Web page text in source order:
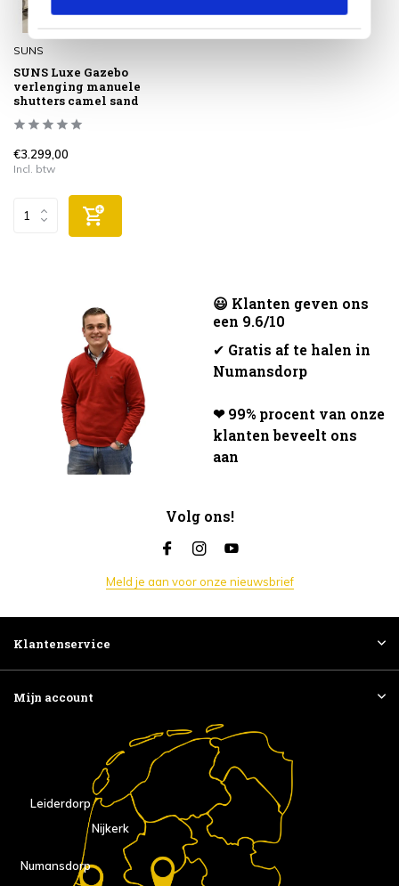
SUNS
SUNS Luxe Gazebo
verlenging manuele
shutters camel sand
€3.299,00
Incl. btw
😃 Klanten geven ons
een 9.6/10
✔ Gratis af te halen in
Numansdorp
❤ 99% procent van onze
klanten beveelt ons
aan
Volg ons!
Meld je aan voor onze nieuwsbrief
Klantenservice
Mijn account
Nijkerk
Numansdorp
Leiderdorp